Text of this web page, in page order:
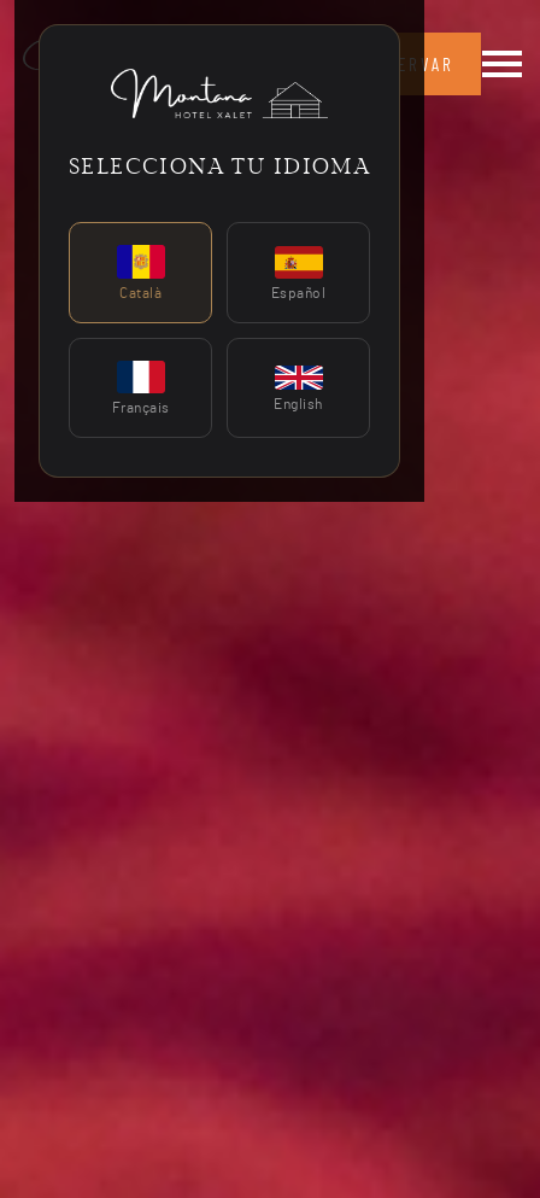
Menú
RESERVAR
SELECCIONA TU IDIOMA
Català Español
Français English